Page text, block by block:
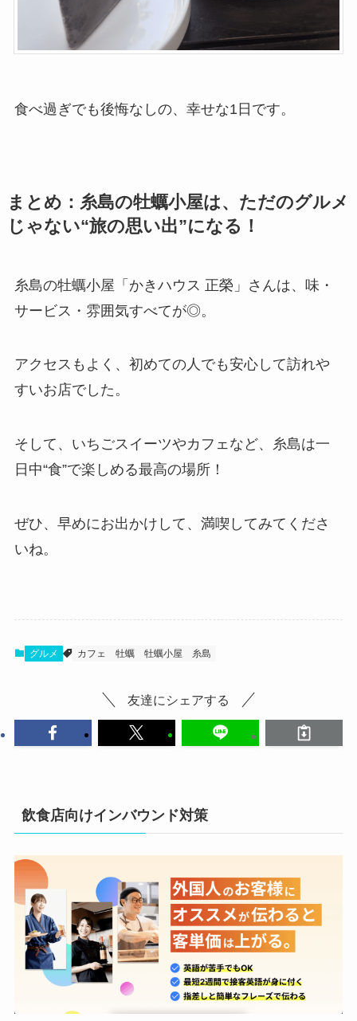
食べ過ぎでも後悔なしの、幸せな1日です。
まとめ：糸島の牡蠣小屋は、ただのグルメ
じゃない“旅の思い出”になる！
糸島の牡蠣小屋「かきハウス 正榮」さんは、味・
サービス・雰囲気すべてが◎。
アクセスもよく、初めての人でも安心して訪れや
すいお店でした。
そして、いちごスイーツやカフェなど、糸島は一
日中“食”で楽しめる最高の場所！
ぜひ、早めにお出かけして、満喫してみてくださ
いね。
グルメ カフェ 牡蠣 牡蠣小屋 糸島
友達にシェアする
飲食店向けインバウンド対策